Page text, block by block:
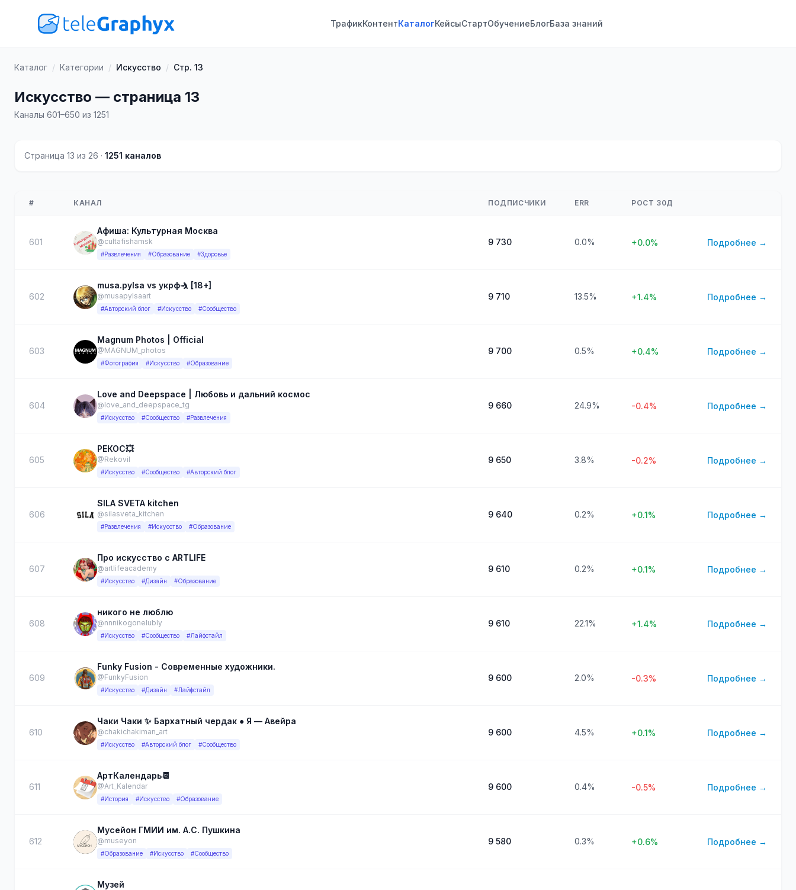
ТрафикКонтентКаталогКейсыСтартОбучениеБлогБаза знаний
Каталог / Категории / Искусство / Стр. 13
Искусство — страница 13
Каналы 601–650 из 1251
Страница 13 из 26 · 1251 каналов
# КАНАЛ ПОДПИСЧИКИ ERR РОСТ 30Д
601
Афиша: Культурная Москва
@cultafishamsk
#Развлечения #Образование #Здоровье
9 730 0.0% +0.0% Подробнее →
602
musa.pylsa vs укрф🤺 [18+]
@musapylsaart
#Авторский блог #Искусство #Сообщество
9 710 13.5% +1.4% Подробнее →
603
Magnum Photos | Official
@MAGNUM_photos
#Фотография #Искусство #Образование
9 700 0.5% +0.4% Подробнее →
604
Love and Deepspace ️| Любовь и дальний космос
@love_and_deepspace_tg
#Искусство #Сообщество #Развлечения
9 660 24.9% -0.4% Подробнее →
605
РЕКОС💥
@Rekovil
#Искусство #Сообщество #Авторский блог
9 650 3.8% -0.2% Подробнее →
606
SILA SVETA kitchen
@silasveta_kitchen
#Развлечения #Искусство #Образование
9 640 0.2% +0.1% Подробнее →
607
Про искусство с ARTLIFE
@artlifeacademy
#Искусство #Дизайн #Образование
9 610 0.2% +0.1% Подробнее →
608
никого не люблю
@nnnikogonelubly
#Искусство #Сообщество #Лайфстайл
9 610 22.1% +1.4% Подробнее →
609
Funky Fusion - Современные художники.
@FunkyFusion
#Искусство #Дизайн #Лайфстайл
9 600 2.0% -0.3% Подробнее →
610
Чаки Чаки ✨ Бархатный чердак ● Я — Авейра
@chakichakiman_art
#Искусство #Авторский блог #Сообщество
9 600 4.5% +0.1% Подробнее →
611
АртКалендарь📆
@Art_Kalendar
#История #Искусство #Образование
9 600 0.4% -0.5% Подробнее →
612
Мусейон ГМИИ им. А.С. Пушкина
@museyon
#Образование #Искусство #Сообщество
9 580 0.3% +0.6% Подробнее →
Музей